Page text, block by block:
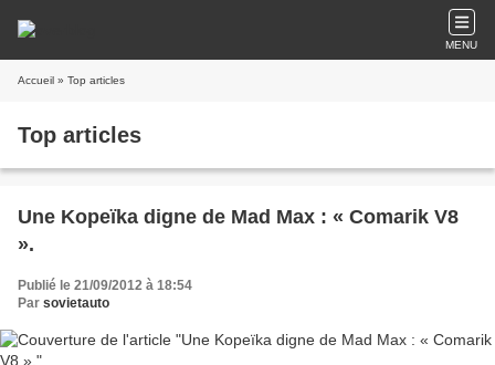
MENU
Accueil » Top articles
Top articles
Une Kopeïka digne de Mad Max : « Comarik V8
».
Publié le 21/09/2012 à 18:54
Par sovietauto